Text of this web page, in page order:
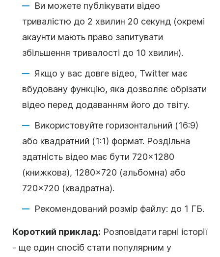
Ви можете публікувати відео
тривалістю до 2 хвилин 20 секунд (окремі
акаунти мають право запитувати
збільшення тривалості до 10 хвилин).
Якщо у вас довге відео, Twitter має
вбудовану функцію, яка дозволяє обрізати
відео перед додаванням його до твіту.
Використовуйте горизонтальний (16:9)
або квадратний (1:1) формат. Роздільна
здатність відео має бути 720×1280
(книжкова), 1280×720 (альбомна) або
720×720 (квадратна).
Рекомендований розмір файлу: до 1 ГБ.
Короткий приклад: Розповідати гарні історії
- ще один спосіб стати популярним у